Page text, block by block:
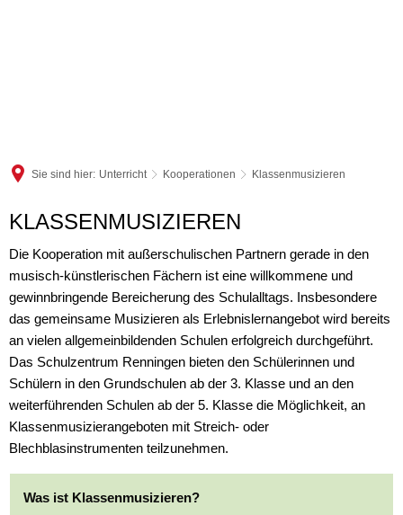
Sie sind hier: Unterricht Kooperationen Klassenmusizieren
Klassenmusizieren
KLASSENMUSIZIEREN
Die Kooperation mit außerschulischen Partnern gerade in den
musisch-künstlerischen Fächern ist eine willkommene und
gewinnbringende Bereicherung des Schulalltags. Insbesondere
das gemeinsame Musizieren als Erlebnislernangebot wird bereits
an vielen allgemeinbildenden Schulen erfolgreich durchgeführt.
Das Schulzentrum Renningen bieten den Schülerinnen und
Schülern in den Grundschulen ab der 3. Klasse und an den
weiterführenden Schulen ab der 5. Klasse die Möglichkeit, an
Klassenmusizierangeboten mit Streich- oder
Blechblasinstrumenten teilzunehmen.
Was ist Klassenmusizieren?